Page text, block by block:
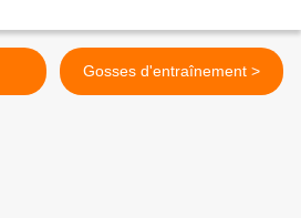
Gosses d'entraînement >